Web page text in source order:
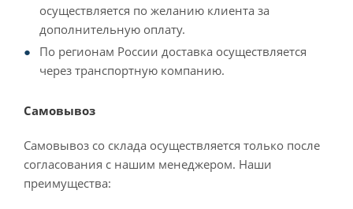
осуществляется по желанию клиента за
дополнительную оплату.
По регионам России доставка осуществляется
через транспортную компанию.
Самовывоз
Самовывоз со склада осуществляется только после
согласования с нашим менеджером. Наши
преимущества: